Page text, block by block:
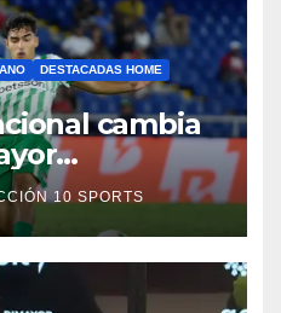
DESTACADAS HOME
cambia
por
10 SPORTS